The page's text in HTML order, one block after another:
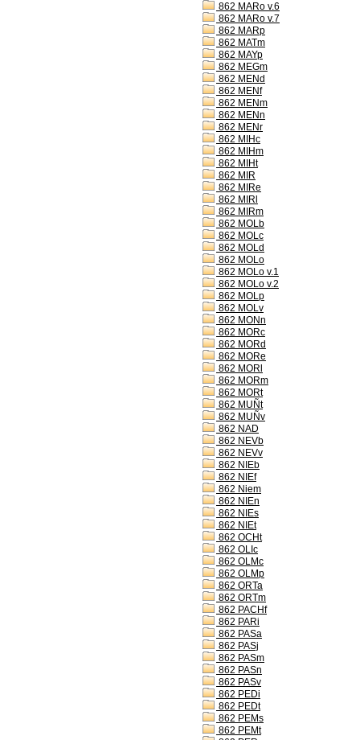
862 MARo v.6
862 MARo v.7
862 MARp
862 MATm
862 MAYp
862 MEGm
862 MENd
862 MENf
862 MENm
862 MENn
862 MENr
862 MIHc
862 MIHm
862 MIHt
862 MIR
862 MIRe
862 MIRl
862 MIRm
862 MOLb
862 MOLc
862 MOLd
862 MOLo
862 MOLo v.1
862 MOLo v.2
862 MOLp
862 MOLv
862 MONn
862 MORc
862 MORd
862 MORe
862 MORl
862 MORm
862 MORt
862 MUÑt
862 MUÑv
862 NAD
862 NEVb
862 NEVv
862 NIEb
862 NIEf
862 Niem
862 NIEn
862 NIEs
862 NIEt
862 OCHt
862 OLIc
862 OLMc
862 OLMp
862 ORTa
862 ORTm
862 PACHf
862 PARi
862 PASa
862 PASj
862 PASm
862 PASn
862 PASv
862 PEDi
862 PEDt
862 PEMs
862 PEMt